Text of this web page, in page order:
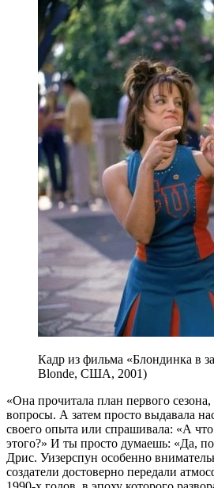
Кадр из фильма «Блондинка в
Blonde, США, 2001)
«Она прочитала план первого
вопросы. А затем просто выдавала
своего опыта или спрашивала: «А что
этого?» И ты просто думаешь: «Да,
Дрис. Уизерспун особенно
создатели достоверно передали